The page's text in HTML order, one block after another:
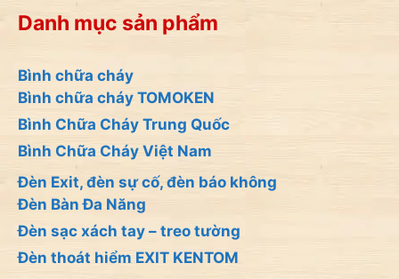
Danh mục sản phẩm
Bình chữa cháy
Bình chữa cháy TOMOKEN
Bình Chữa Cháy Trung Quốc
Bình Chữa Cháy Việt Nam
Đèn Exit, đèn sự cố, đèn báo không
Đèn Bàn Đa Năng
Đèn sạc xách tay – treo tường
Đèn thoát hiểm EXIT KENTOM